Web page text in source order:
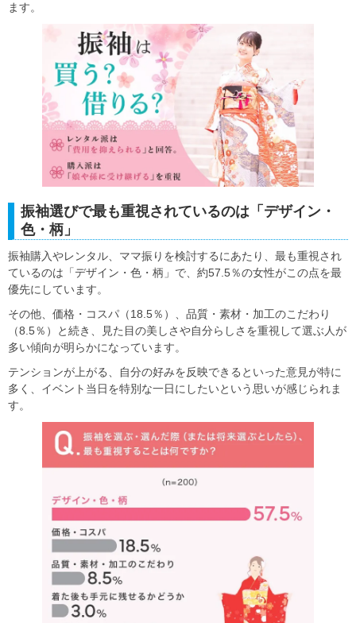
ます。
振袖選びで最も重視されているのは「デザイン・
色・柄」
振袖購入やレンタル、ママ振りを検討するにあたり、最も重視され
ているのは「デザイン・色・柄」で、約57.5％の女性がこの点を最
優先にしています。
その他、価格・コスパ（18.5％）、品質・素材・加工のこだわり
（8.5％）と続き、見た目の美しさや自分らしさを重視して選ぶ人が
多い傾向が明らかになっています。
テンションが上がる、自分の好みを反映できるといった意見が特に
多く、イベント当日を特別な一日にしたいという思いが感じられま
す。